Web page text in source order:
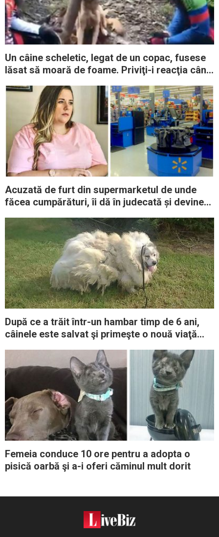
Un câine scheletic, legat de un copac, fusese
lăsat să moară de foame. Priviţi-i reacţia când
Acuzată de furt din supermarketul de unde
făcea cumpărături, îi dă în judecată și devine
După ce a trăit într-un hambar timp de 6 ani,
câinele este salvat şi primeşte o nouă viaţă
Femeia conduce 10 ore pentru a adopta o
pisică oarbă şi a-i oferi căminul mult dorit